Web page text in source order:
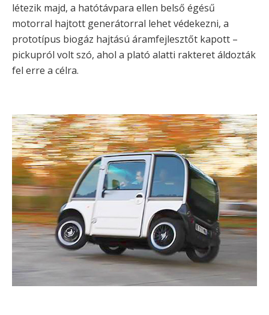
létezik majd, a hatótávpara ellen belső égésű
motorral hajtott generátorral lehet védekezni, a
prototípus biogáz hajtású áramfejlesztőt kapott –
pickupról volt szó, ahol a plató alatti rakteret áldozták
fel erre a célra.